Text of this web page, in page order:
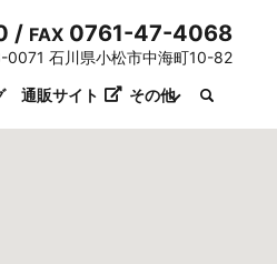
通販サイト その他
/ FAX0761-47-4068
0071 石川県小松市中海町10-82